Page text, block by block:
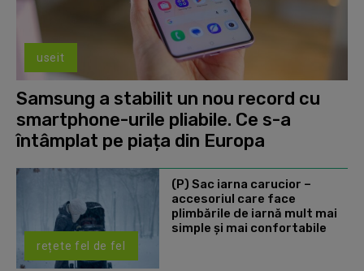
useit
Samsung a stabilit un nou record cu
smartphone-urile pliabile. Ce s-a
întâmplat pe piața din Europa
rețete fel de fel
(P) Sac iarna carucior –
accesoriul care face
plimbările de iarnă mult mai
simple și mai confortabile